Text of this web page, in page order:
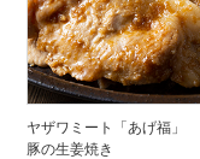
ヤザワミート「あげ福」
豚の生姜焼き